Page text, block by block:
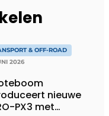
& OFF-ROAD
2026
nieuwe
PX3 met